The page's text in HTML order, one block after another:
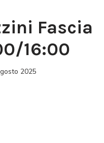
Fascia
16:00
2025